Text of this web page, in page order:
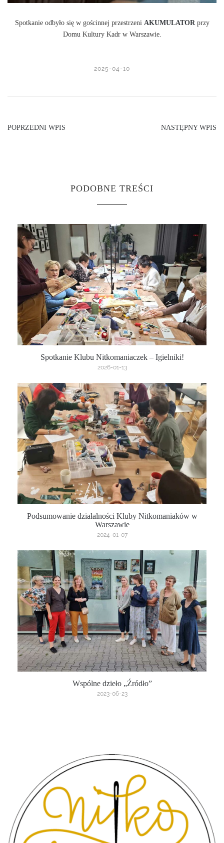
Spotkanie odbyło się w gościnnej przestrzeni AKUMULATOR przy
Domu Kultury Kadr w Warszawie.
2025-04-10
POPRZEDNI WPIS NASTĘPNY WPIS
PODOBNE TREŚCI
Spotkanie Klubu Nitkomaniaczek – Igielniki!
2026-01-13
Podsumowanie działalności Kluby Nitkomaniaków w
Warszawie
2024-01-07
Wspólne dzieło „Źródło”
2023-06-23